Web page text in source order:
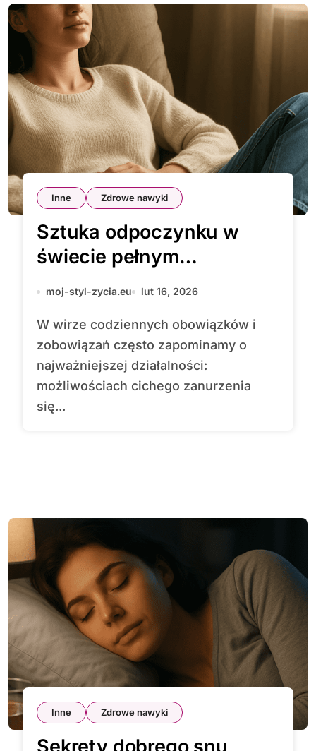
Inne Zdrowe nawyki
Sztuka odpoczynku w
świecie pełnym
pośpiechu
moj-styl-zycia.eu lut 16, 2026
W wirze codziennych obowiązków i
zobowiązań często zapominamy o
najważniejszej działalności:
możliwościach cichego zanurzenia
się...
Inne Zdrowe nawyki